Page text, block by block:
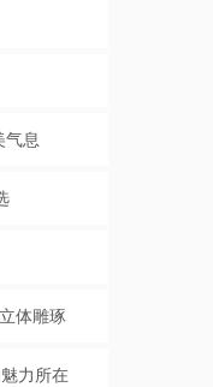
气息
体雕琢
力所在